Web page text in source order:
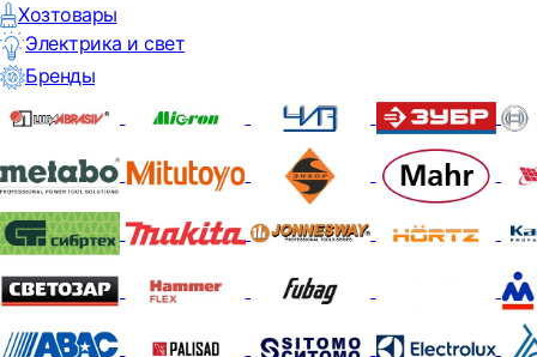
Хозтовары
Электрика и свет
Бренды